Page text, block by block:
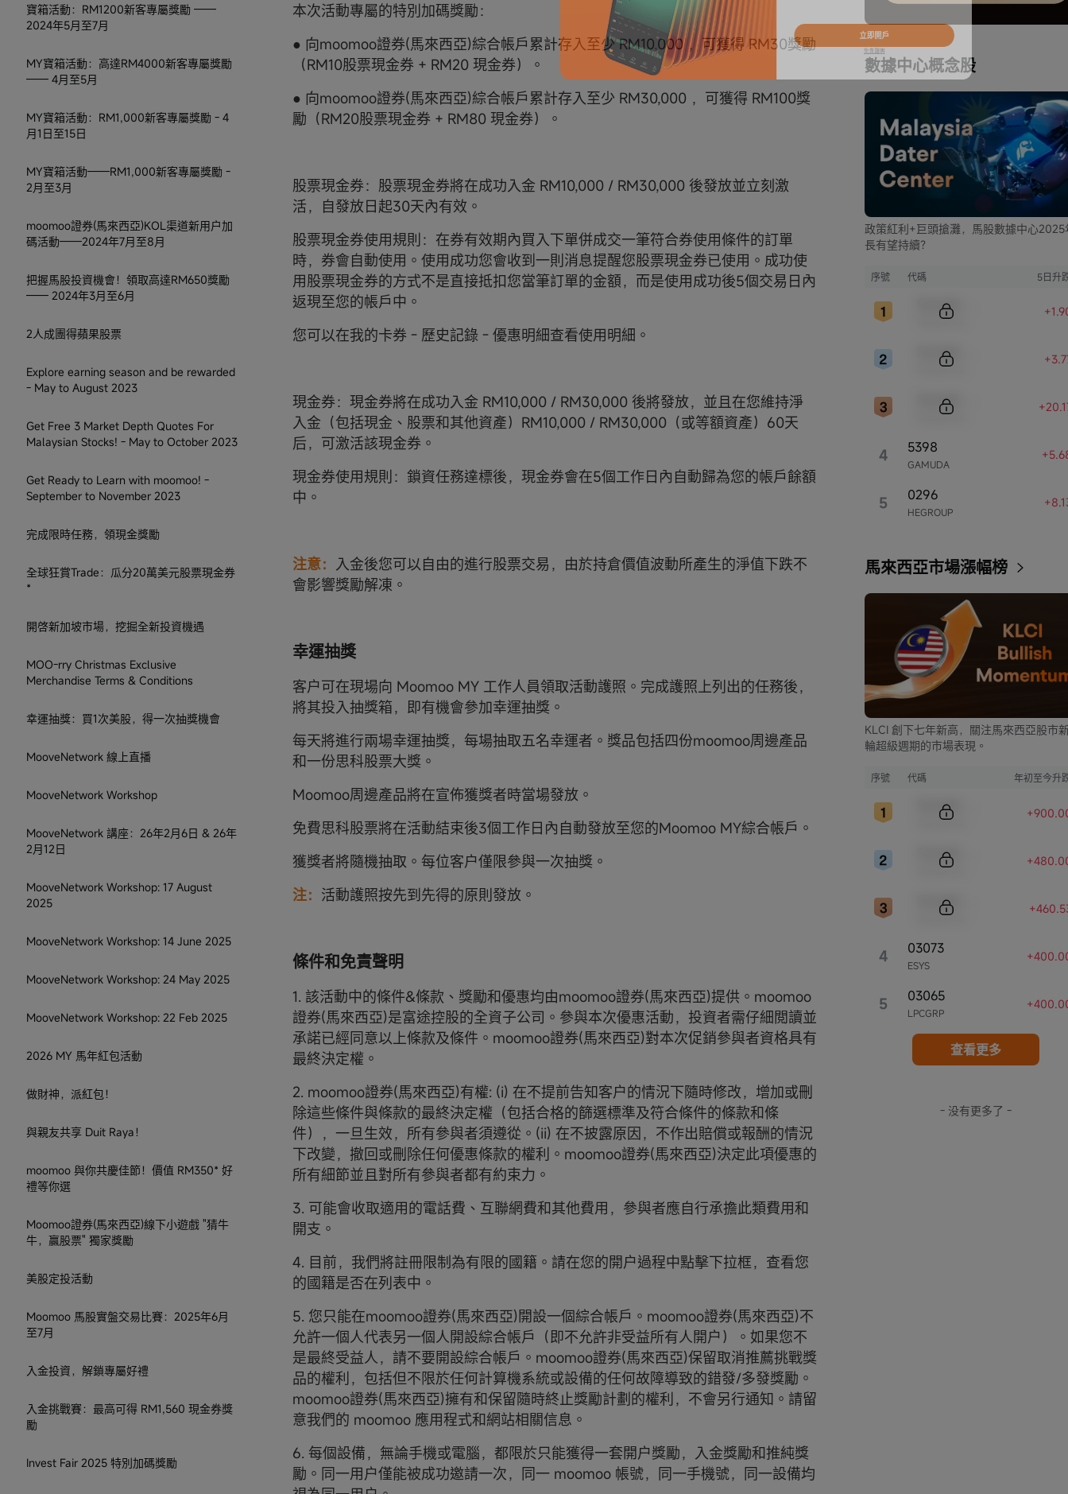
立即開戶
寶箱活動：RM1200新客專屬獎勵 ——
2024年5月至7月
MY寶箱活動：高達RM4000新客專屬獎勵
—— 4月至5月
MY寶箱活動：RM1,000新客專屬獎勵 - 4
月1日至15日
MY寶箱活動——RM1,000新客專屬獎勵 -
2月至3月
moomoo證券(馬來西亞)KOL渠道新用户加
碼活動——2024年7月至8月
把握馬股投資機會！領取高達RM650獎勵
—— 2024年3月至6月
2人成團得蘋果股票
Explore earning season and be rewarded
- May to August 2023
Get Free 3 Market Depth Quotes For
Malaysian Stocks! - May to October 2023
Get Ready to Learn with moomoo! -
September to November 2023
完成限時任務，領現金獎勵
全球狂賞Trade：瓜分20萬美元股票現金券
*
開啓新加坡市場，挖掘全新投資機遇
MOO-rry Christmas Exclusive
Merchandise Terms & Conditions
幸運抽獎：買1次美股，得一次抽獎機會
MooveNetwork 線上直播
MooveNetwork Workshop
MooveNetwork 講座：26年2月6日 & 26年
2月12日
MooveNetwork Workshop: 17 August
2025
MooveNetwork Workshop: 14 June 2025
MooveNetwork Workshop: 24 May 2025
MooveNetwork Workshop: 22 Feb 2025
2026 MY 馬年紅包活動
做財神，派紅包！
與親友共享 Duit Raya！
moomoo 與你共慶佳節！價值 RM350* 好
禮等你選
Moomoo證券(馬來西亞)線下小遊戲 "猜牛
牛，贏股票" 獨家獎勵
美股定投活動
Moomoo 馬股實盤交易比賽：2025年6月
至7月
入金投資，解鎖專屬好禮
入金挑戰賽：最高可得 RM1,560 現金券獎
勵
Invest Fair 2025 特別加碼獎勵
本次活動專屬的特別加碼獎勵：
● 向moomoo證券(馬來西亞)綜合帳戶累計存入至少 RM10,000 ，可獲得 RM30獎勵
（RM10股票現金券 + RM20 現金券）。
● 向moomoo證券(馬來西亞)綜合帳戶累計存入至少 RM30,000 ，可獲得 RM100獎
勵（RM20股票現金券 + RM80 現金券）。
股票現金券：股票現金券將在成功入金 RM10,000 / RM30,000 後發放並立刻激
活，自發放日起30天內有效。
股票現金券使用規則：在券有效期內買入下單併成交一筆符合券使用條件的訂單
時，券會自動使用。使用成功您會收到一則消息提醒您股票現金券已使用。成功使
用股票現金券的方式不是直接抵扣您當筆訂單的金額，而是使用成功後5個交易日內
返現至您的帳戶中。
您可以在我的卡券 - 歷史記錄 - 優惠明細查看使用明細。
現金券：現金券將在成功入金 RM10,000 / RM30,000 後將發放，並且在您維持淨
入金（包括現金、股票和其他資產）RM10,000 / RM30,000（或等額資產）60天
后，可激活該現金券。
現金券使用規則：鎖資任務達標後，現金券會在5個工作日內自動歸為您的帳戶餘額
中。
注意： 入金後您可以自由的進行股票交易，由於持倉價值波動所產生的淨值下跌不
會影響獎勵解凍。
幸運抽獎
客户可在現場向 Moomoo MY 工作人員領取活動護照。完成護照上列出的任務後，
將其投入抽獎箱，即有機會參加幸運抽獎。
每天將進行兩場幸運抽獎，每場抽取五名幸運者。獎品包括四份moomoo周邊產品
和一份思科股票大獎。
Moomoo周邊產品將在宣佈獲獎者時當場發放。
免費思科股票將在活動結束後3個工作日內自動發放至您的Moomoo MY綜合帳戶。
獲獎者將隨機抽取。每位客户僅限參與一次抽獎。
注： 活動護照按先到先得的原則發放。
條件和免責聲明
1. 該活動中的條件&條款、獎勵和優惠均由moomoo證券(馬來西亞)提供。moomoo
證券(馬來西亞)是富途控股的全資子公司。參與本次優惠活動，投資者需仔細閲讀並
承諾已經同意以上條款及條件。moomoo證券(馬來西亞)對本次促銷參與者資格具有
最終決定權。
2. moomoo證券(馬來西亞)有權: (i) 在不提前告知客户的情況下隨時修改，增加或刪
除這些條件與條款的最終決定權（包括合格的篩選標準及符合條件的條款和條
件），一旦生效，所有參與者須遵從。(ii) 在不披露原因，不作出賠償或報酬的情況
下改變，撤回或刪除任何優惠條款的權利。moomoo證券(馬來西亞)決定此項優惠的
所有細節並且對所有參與者都有約束力。
3. 可能會收取適用的電話費、互聯網費和其他費用，參與者應自行承擔此類費用和
開支。
4. 目前，我們將註冊限制為有限的國籍。請在您的開户過程中點擊下拉框，查看您
的國籍是否在列表中。
5. 您只能在moomoo證券(馬來西亞)開設一個綜合帳戶。moomoo證券(馬來西亞)不
允許一個人代表另一個人開設綜合帳戶（即不允許非受益所有人開户）。如果您不
是最終受益人，請不要開設綜合帳戶。moomoo證券(馬來西亞)保留取消推薦挑戰獎
品的權利，包括但不限於任何計算機系統或設備的任何故障導致的錯發/多發獎勵。
moomoo證券(馬來西亞)擁有和保留隨時終止獎勵計劃的權利，不會另行通知。請留
意我們的 moomoo 應用程式和網站相關信息。
6. 每個設備，無論手機或電腦，都限於只能獲得一套開户獎勵，入金獎勵和推純獎
勵。同一用户僅能被成功邀請一次，同一 moomoo 帳號，同一手機號，同一設備均
數據中心概念股
政策紅利+巨頭搶灘，馬股數據中心2025
長有望持續？
序號 代碼 5日升
4 GAMUDA
5398
5 HEGROUP
0296
馬來西亞市場漲幅榜
KLCI 創下七年新高，關注馬來西亞股市
輪超級週期的市場表現。
序號 代碼 年初至今升
4 ESYS
03073
5 LPCGRP
03065
查看更多
- 没有更多了 -